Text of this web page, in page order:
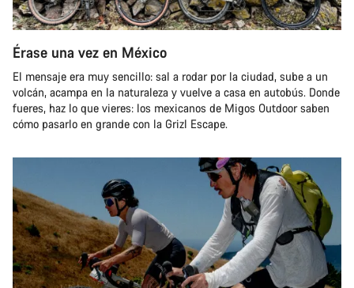
Érase una vez en México
El mensaje era muy sencillo: sal a rodar por la ciudad, sube a un
volcán, acampa en la naturaleza y vuelve a casa en autobús. Donde
fueres, haz lo que vieres: los mexicanos de Migos Outdoor saben
cómo pasarlo en grande con la Grizl Escape.